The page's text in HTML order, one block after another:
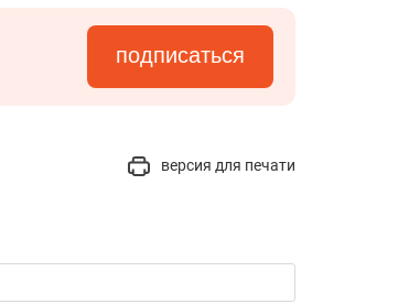
подписаться
версия для печати